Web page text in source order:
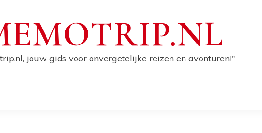
jouw gids voor onvergetelijke reizen en avonturen!"